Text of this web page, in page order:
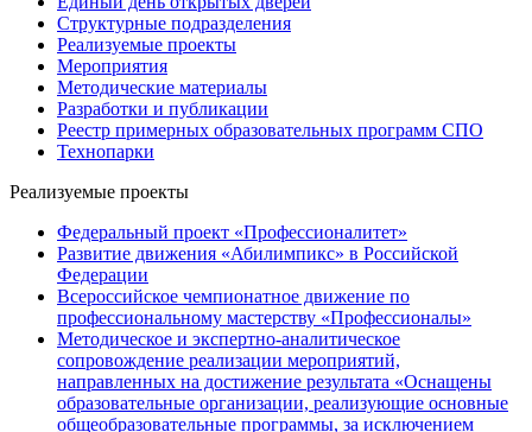
Структурные подразделения
Реализуемые проекты
Мероприятия
Методические материалы
Разработки и публикации
Реестр примерных образовательных программ СПО
Технопарки
Реализуемые проекты
Федеральный проект «Профессионалитет»
Развитие движения «Абилимпикс» в Российской
Федерации
Всероссийское чемпионатное движение по
профессиональному мастерству «Профессионалы»
Методическое и экспертно-аналитическое
сопровождение реализации мероприятий,
направленных на достижение результата «Оснащены
образовательные организации, реализующие основные
общеобразовательные программы, за исключением